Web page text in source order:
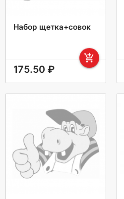
Набор щетка+совок
add_shopping_cart
175.50 ₽